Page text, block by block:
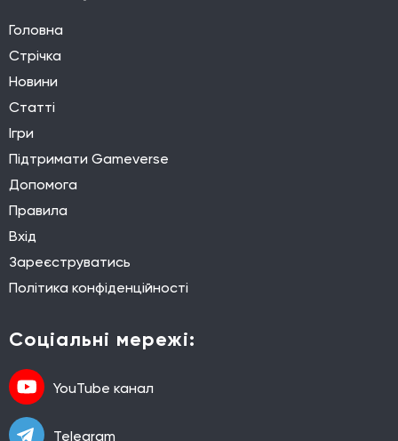
Головна
Стрічка
Новини
Статті
Ігри
Підтримати Gameverse
Допомога
Правила
Вхід
Зареєструватись
Політика конфіденційності
Соціальні мережі:
YouTube канал
Telegram